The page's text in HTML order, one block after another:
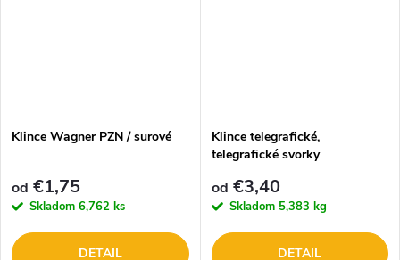
Klince Wagner PZN / surové
od €1,75
Skladom 6,762 ks
DETAIL
Klince telegrafické,
telegrafické svorky
od €3,40
Skladom 5,383 kg
DETAIL